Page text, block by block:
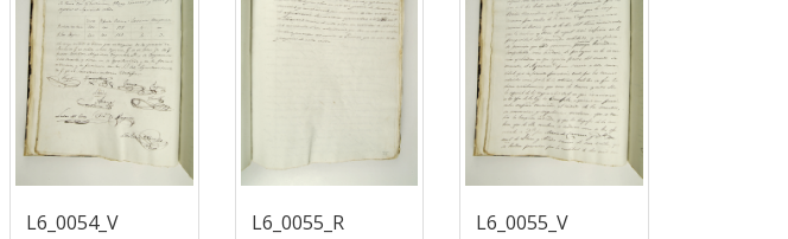
L6_0054_V L6_0055_R L6_0055_V